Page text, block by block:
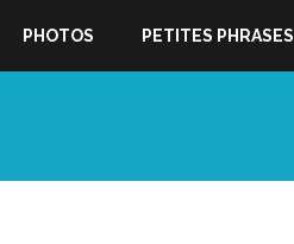
PHOTOS PETITES PHRASES